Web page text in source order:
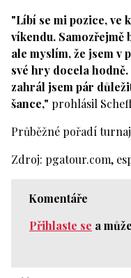
"Líbí se mi pozice, ve
víkendu. Samozřejmě
ale myslím, že jsem v
své hry docela
zahrál jsem pár
šance," prohlásil
Průběžné pořadí
Zdroj: pgatour.com,
Komentáře
Přihlaste se a